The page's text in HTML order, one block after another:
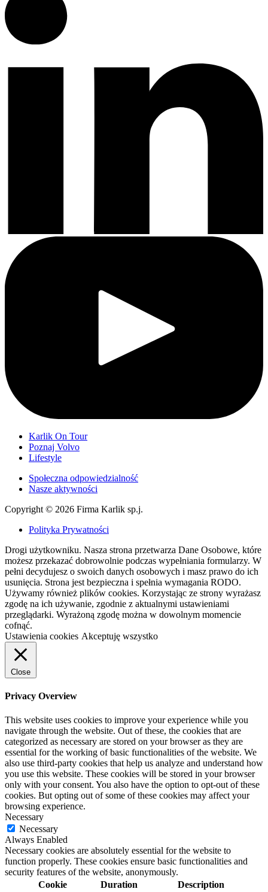
Karlik On Tour
Poznaj Volvo
Lifestyle
Społeczna odpowiedzialność
Nasze aktywności
Copyright © 2026 Firma Karlik sp.j.
Polityka Prywatności
Drogi użytkowniku. Nasza strona przetwarza Dane Osobowe, które
możesz przekazać dobrowolnie podczas wypełniania formularzy. W
pełni decydujesz o swoich danych osobowych i masz prawo do ich
usunięcia. Strona jest bezpieczna i spełnia wymagania RODO.
Używamy również plików cookies. Korzystając ze strony wyrażasz
zgodę na ich używanie, zgodnie z aktualnymi ustawieniami
przeglądarki. Wyrażoną zgodę można w dowolnym momencie
cofnąć.
Ustawienia cookies Akceptuję wszystko
Close
Privacy Overview
This website uses cookies to improve your experience while you
navigate through the website. Out of these, the cookies that are
categorized as necessary are stored on your browser as they are
essential for the working of basic functionalities of the website. We
also use third-party cookies that help us analyze and understand how
you use this website. These cookies will be stored in your browser
only with your consent. You also have the option to opt-out of these
cookies. But opting out of some of these cookies may affect your
browsing experience.
Necessary
Necessary
Always Enabled
Necessary cookies are absolutely essential for the website to
function properly. These cookies ensure basic functionalities and
security features of the website, anonymously.
Cookie
Duration Description